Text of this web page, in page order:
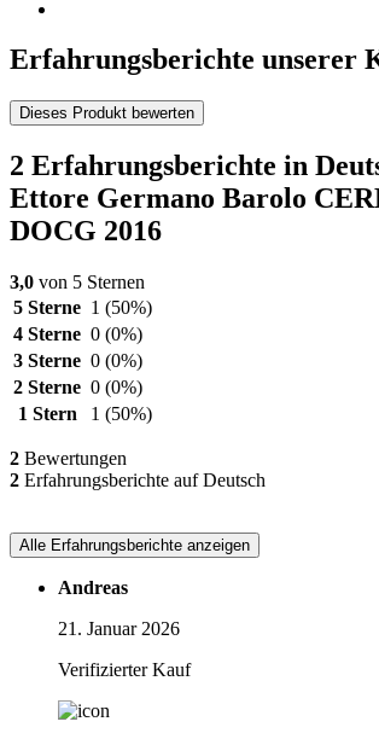
Erfahrungsberichte unserer
Dieses Produkt bewerten
2 Erfahrungsberichte in
Ettore Germano Barolo
DOCG 2016
3,0 von 5 Sternen
5 Sterne 1 (50%)
4 Sterne 0 (0%)
3 Sterne 0 (0%)
2 Sterne 0 (0%)
1 Stern
1 (50%)
2 Bewertungen
2 Erfahrungsberichte auf Deutsch
Alle Erfahrungsberichte anzeigen
Andreas
21. Januar 2026
Verifizierter Kauf